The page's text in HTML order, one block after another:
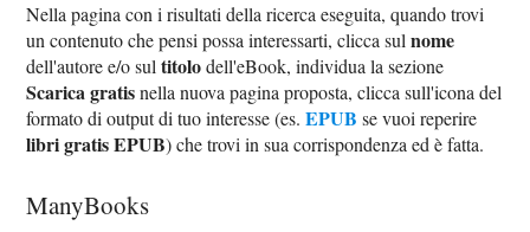
Nella pagina con i risultati della ricerca eseguita, quando trovi
un contenuto che pensi possa interessarti, clicca sulnome
dell'autore e/o sultitolodell'eBook, individua la sezione
Scarica gratisnella nuova pagina proposta, clicca sull'icona del
formato di output di tuo interesse (es.EPUB se vuoi reperire
libri gratis EPUB) che trovi in sua corrispondenza ed è fatta.
ManyBooks